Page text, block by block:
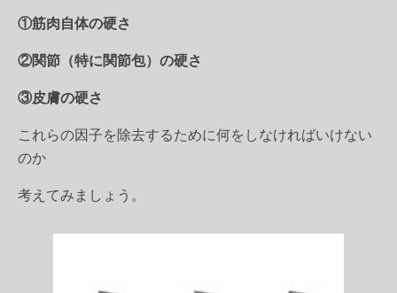
①筋肉自体の硬さ
②関節（特に関節包）の硬さ
③皮膚の硬さ
これらの因子を除去するために何をしなければいけない
のか
考えてみましょう。